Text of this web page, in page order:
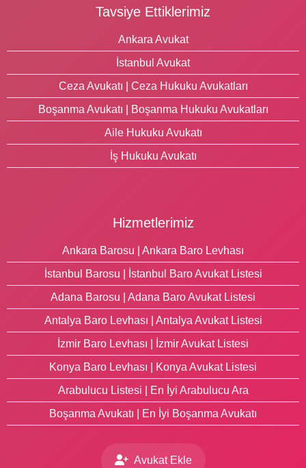
Tavsiye Ettiklerimiz
Ankara Avukat
İstanbul Avukat
Ceza Avukatı | Ceza Hukuku Avukatları
Boşanma Avukatı | Boşanma Hukuku Avukatları
Aile Hukuku Avukatı
İş Hukuku Avukatı
Hizmetlerimiz
Ankara Barosu | Ankara Baro Levhası
İstanbul Barosu | İstanbul Baro Avukat Listesi
Adana Barosu | Adana Baro Avukat Listesi
Antalya Baro Levhası | Antalya Avukat Listesi
İzmir Baro Levhası | İzmir Avukat Listesi
Konya Baro Levhası | Konya Avukat Listesi
Arabulucu Listesi | En İyi Arabulucu Ara
Boşanma Avukatı | En İyi Boşanma Avukatı
Avukat Ekle